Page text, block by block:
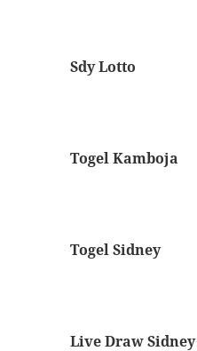
Sdy Lotto
Togel Kamboja
Togel Sidney
Live Draw Sidney